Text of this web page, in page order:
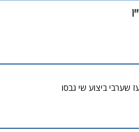
שערבי ביצוע שי גבסו